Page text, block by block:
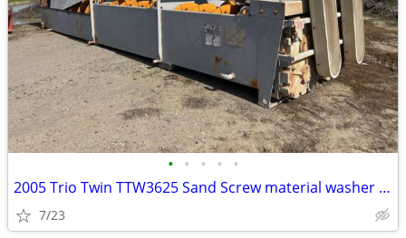
• • • • •
2005 Trio Twin TTW3625 Sand Screw material washer # 3937
7/23